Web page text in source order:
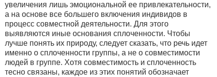
увеличения лишь эмоциональной ее привлекательности,
а на основе все большего включения индивидов в
процесс совместной деятельности. Для этого
выявляются иные основания сплоченности. Чтобы
лучше понять их природу, следует сказать, что речь идет
именно о сплоченности группы, а не о совместимости
людей в группе. Хотя совместимость и сплоченность
тесно связаны, каждое из этих понятий обозначает